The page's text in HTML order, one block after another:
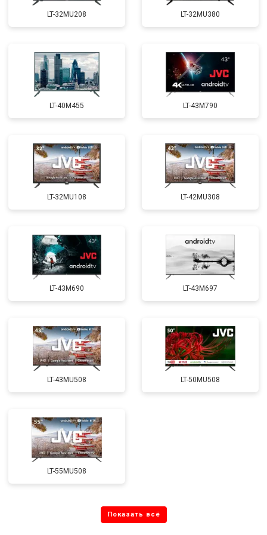
LT-32MU208 LT-32MU380
LT-40M455 LT-43M790
LT-32MU108 LT-42MU308
LT-43M690 LT-43M697
LT-43MU508 LT-50MU508
LT-55MU508